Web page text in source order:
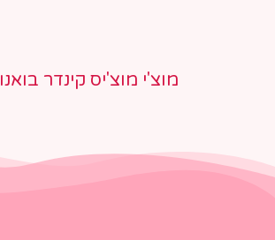
מוצ'י מוצ'יס קינדר בואנו